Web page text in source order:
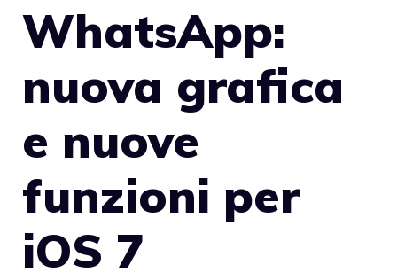
WhatsApp:
nuova grafica
e nuove
funzioni per
iOS 7